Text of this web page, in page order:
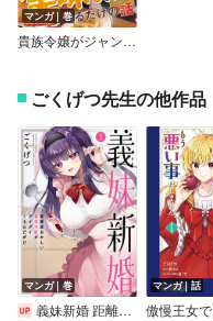
マンガ｜巻
貴族令嬢がジャンクフード食って「美味いですわ！」するだけの話
ごくげつ先生の他作品
マンガ｜巻
義妹新婚 距離感おかしい義理の妹がグイグイくるんだが！？
マンガ｜話